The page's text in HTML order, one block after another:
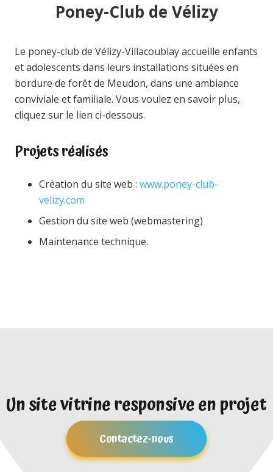
Poney-Club de Vélizy
Le poney-club de Vélizy-Villacoublay accueille enfants
et adolescents dans leurs installations situées en
bordure de forêt de Meudon, dans une ambiance
conviviale et familiale. Vous voulez en savoir plus,
cliquez sur le lien ci-dessous.
Projets réalisés
Création du site web : www.poney-club-
velizy.com
Gestion du site web (webmastering)
Maintenance technique.
Un site vitrine responsive en projet
Contactez-nous